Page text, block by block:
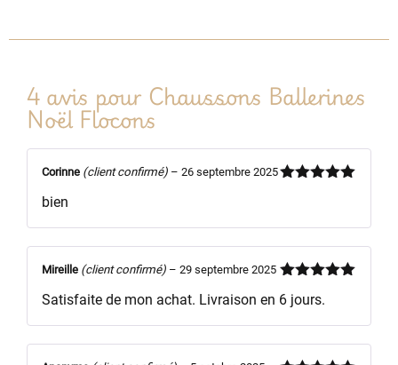
4 avis pour Chaussons Ballerines
Noël Flocons
Corinne (client confirmé) – 26 septembre 2025
bien
5
Mireille (client confirmé) – 29 septembre 2025
Satisfaite de mon achat. Livraison en 6 jours.